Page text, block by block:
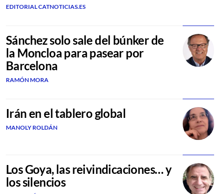
EDITORIAL CATNOTICIAS.ES
Sánchez solo sale del búnker de
la Moncloa para pasear por
Barcelona
RAMÓN MORA
Irán en el tablero global
MANOLY ROLDÁN
Los Goya, las reivindicaciones… y
los silencios